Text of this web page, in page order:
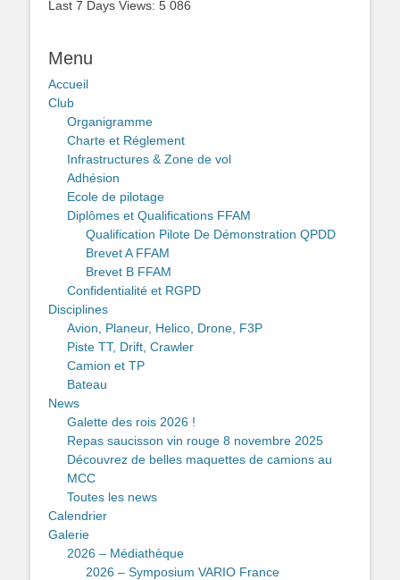
Last 7 Days Views: 5 086
Menu
Accueil
Club
Organigramme
Charte et Réglement
Infrastructures & Zone de vol
Adhésion
Ecole de pilotage
Diplômes et Qualifications FFAM
Qualification Pilote De Démonstration QPDD
Brevet A FFAM
Brevet B FFAM
Confidentialité et RGPD
Disciplines
Avion, Planeur, Helico, Drone, F3P
Piste TT, Drift, Crawler
Camion et TP
Bateau
News
Galette des rois 2026 !
Repas saucisson vin rouge 8 novembre 2025
Découvrez de belles maquettes de camions au
MCC
Toutes les news
Calendrier
Galerie
2026 – Médiathèque
2026 – Symposium VARIO France